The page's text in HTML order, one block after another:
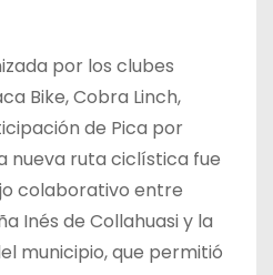
por los clubes
Bike, Cobra Linch,
de Pica por
nueva ruta ciclística fue
colaborativo entre
Inés de Collahuasi y la
municipio, que permitió